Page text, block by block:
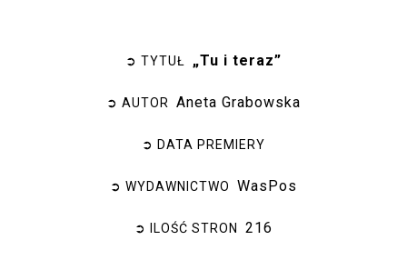
➲ TYTUŁ „Tu i teraz”
➲ AUTOR Aneta Grabowska
➲ DATA PREMIERY
➲ WYDAWNICTWO WasPos
➲ ILOŚĆ STRON 216